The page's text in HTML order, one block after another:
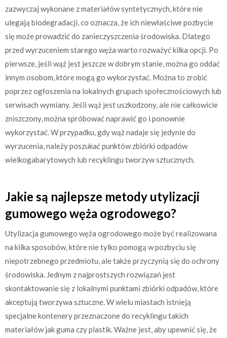
zazwyczaj wykonane z materiałów syntetycznych, które nie
ulegają biodegradacji, co oznacza, że ich niewłaściwe pozbycie
się może prowadzić do zanieczyszczenia środowiska. Dlatego
przed wyrzuceniem starego węża warto rozważyć kilka opcji. Po
pierwsze, jeśli wąż jest jeszcze w dobrym stanie, można go oddać
innym osobom, które mogą go wykorzystać. Można to zrobić
poprzez ogłoszenia na lokalnych grupach społecznościowych lub
serwisach wymiany. Jeśli wąż jest uszkodzony, ale nie całkowicie
zniszczony, można spróbować naprawić go i ponownie
wykorzystać. W przypadku, gdy wąż nadaje się jedynie do
wyrzucenia, należy poszukać punktów zbiórki odpadów
wielkogabarytowych lub recyklingu tworzyw sztucznych.
Jakie są najlepsze metody utylizacji
gumowego węża ogrodowego?
Utylizacja gumowego węża ogrodowego może być realizowana
na kilka sposobów, które nie tylko pomogą w pozbyciu się
niepotrzebnego przedmiotu, ale także przyczynią się do ochrony
środowiska. Jednym z najprostszych rozwiązań jest
skontaktowanie się z lokalnymi punktami zbiórki odpadów, które
akceptują tworzywa sztuczne. W wielu miastach istnieją
specjalne kontenery przeznaczone do recyklingu takich
materiałów jak guma czy plastik. Ważne jest, aby upewnić się, że